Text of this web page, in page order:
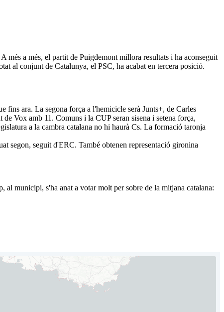
més a més, el partit de Puigdemont millora resultats i ha aconseguit
al conjunt de Catalunya, el PSC, ha acabat en tercera posició.
fins ara. La segona força a l'hemicicle serà Junts+, de Carles
Vox amb 11. Comuns i la CUP seran sisena i setena força,
a la cambra catalana no hi haurà Cs. La formació taronja
segon, seguit d'ERC. També obtenen representació gironina
al municipi, s'ha anat a votar molt per sobre de la mitjana catalana: